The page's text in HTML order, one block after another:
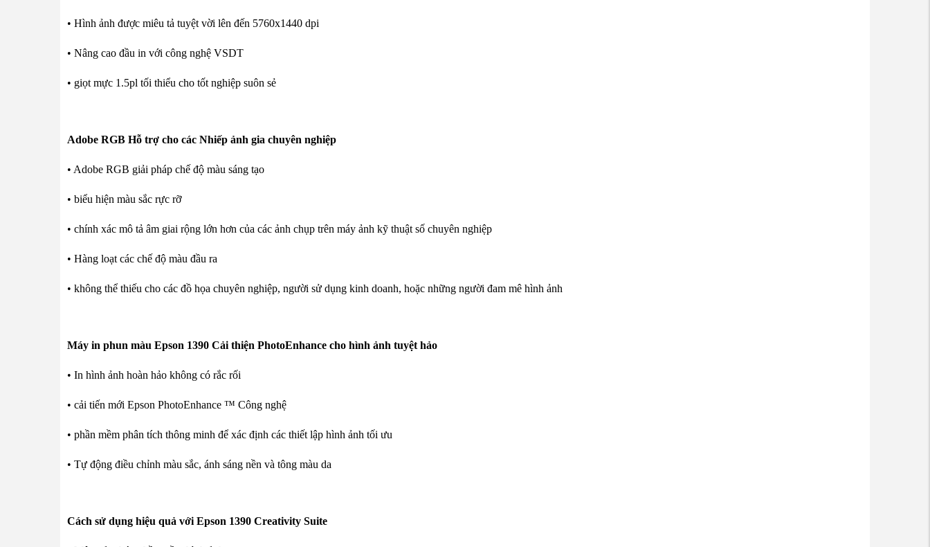
• Hình ảnh được miêu tả tuyệt vời lên đến 5760x1440 dpi
• Nâng cao đầu in với công nghệ VSDT
• giọt mực 1.5pl tối thiểu cho tốt nghiệp suôn sẻ
Adobe RGB Hỗ trợ cho các Nhiếp ảnh gia chuyên nghiệp
• Adobe RGB giải pháp chế độ màu sáng tạo
• biểu hiện màu sắc rực rỡ
• chính xác mô tả âm giai rộng lớn hơn của các ảnh chụp trên máy ảnh kỹ thuật số chuyên nghiệp
• Hàng loạt các chế độ màu đầu ra
• không thể thiếu cho các đồ họa chuyên nghiệp, người sử dụng kinh doanh, hoặc những người đam mê hình ảnh
Máy in phun màu Epson 1390 Cải thiện PhotoEnhance cho hình ảnh tuyệt hảo
• In hình ảnh hoàn hảo không có rắc rối
• cải tiến mới Epson PhotoEnhance ™ Công nghệ
• phần mềm phân tích thông minh để xác định các thiết lập hình ảnh tối ưu
• Tự động điều chỉnh màu sắc, ánh sáng nền và tông màu da
Cách sử dụng hiệu quả với Epson 1390 Creativity Suite